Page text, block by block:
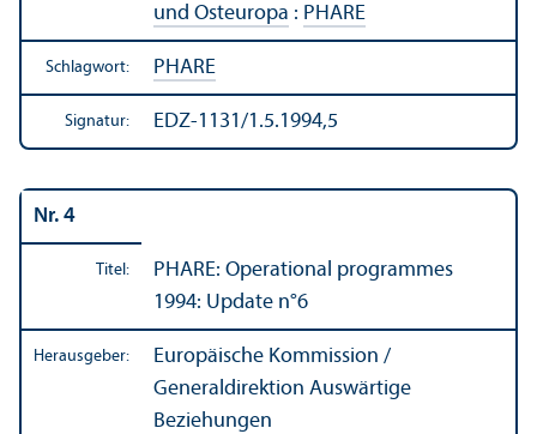
und Osteuropa : PHARE
Schlagwort: PHARE
Signatur: EDZ-1131/1.5.1994,5
Nr. 4
Titel:
PHARE: Operational programmes
1994: Update n°6
Herausgeber:
Europäische Kommission /
Generaldirektion Auswärtige
Beziehungen